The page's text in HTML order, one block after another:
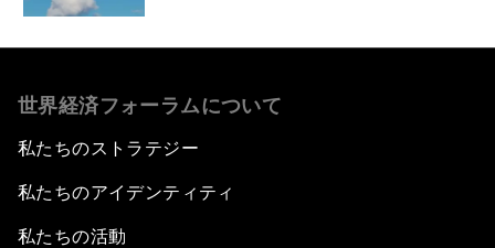
世界経済フォーラムについて
私たちのストラテジー
私たちのアイデンティティ
私たちの活動